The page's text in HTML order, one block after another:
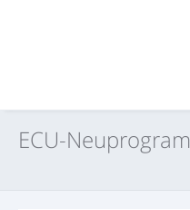
STANDARD-NAVIGATION
ALLGEMEINE
ECU-